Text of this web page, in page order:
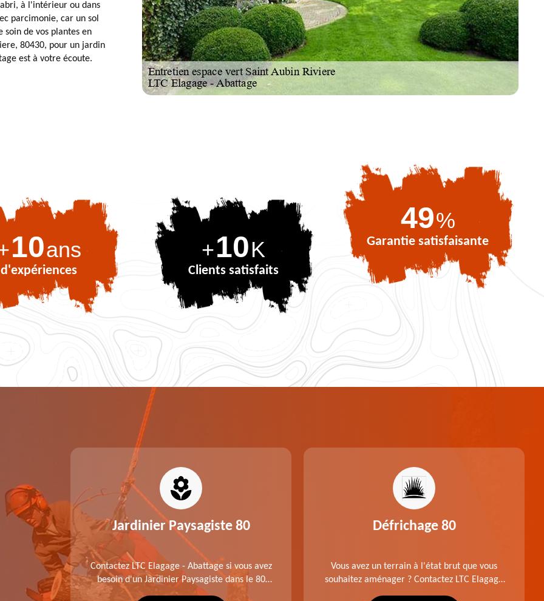
à l'intérieur ou dans
parcimonie, car un sol
de vos plantes en
80430, pour un jardin
est à votre écoute.
10ans
d'expériences
+10K
Clients satisfaits
71%
Garantie satisfaisante
fait
jardinier
.
Jardinier Paysagiste 80
Contactez LTC Elagage - Abattage si vous avez
besoin d'un Jardinier Paysagiste dans le 80
Somme. Chaque intervention est exécutée
Défrichage 80
Vous avez un terrain à l'état brut que vous
souhaitez aménager ? Contactez LTC Elagage